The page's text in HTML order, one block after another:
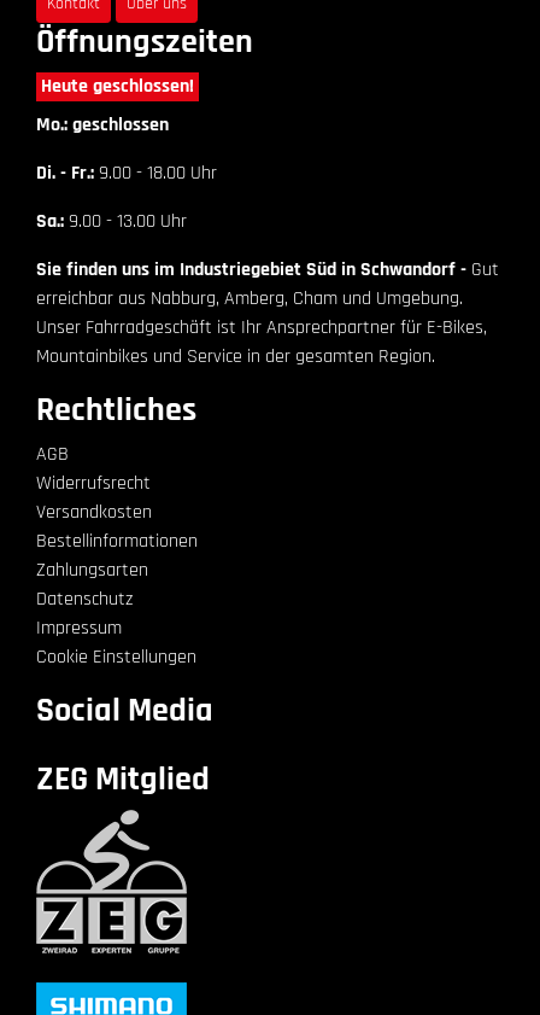
Öffnungszeiten
Heute geschlossen!
Mo.: geschlossen
Di. - Fr.:9.00 - 18.00 Uhr
Sa.:9.00 - 13.00 Uhr
Sie finden uns im Industriegebiet Süd in Schwandorf - Gut
erreichbar aus Nabburg, Amberg, Cham und Umgebung.
Unser Fahrradgeschäft ist Ihr Ansprechpartner für E-Bikes,
Mountainbikes und Service in der gesamten Region.
Rechtliches
AGB
Widerrufsrecht
Versandkosten
Bestellinformationen
Zahlungsarten
Datenschutz
Impressum
Cookie Einstellungen
Social Media
ZEG Mitglied